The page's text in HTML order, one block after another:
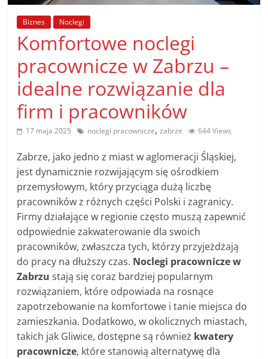
poradniki.
Porady
praktyczne
porady
wskazówki
na
każdy
temat
Biznes Noclegi
Komfortowe noclegi
pracownicze w Zabrzu –
idealne rozwiązanie dla
firm i pracowników
17 maja 2025 noclegi pracownicze,zabrze 644 Views
Zabrze, jako jedno z miast w aglomeracji Śląskiej,
jest dynamicznie rozwijającym się ośrodkiem
przemysłowym, który przyciąga dużą liczbę
pracowników z różnych części Polski i zagranicy.
Firmy działające w regionie często muszą zapewnić
odpowiednie zakwaterowanie dla swoich
pracowników, zwłaszcza tych, którzy przyjeżdżają
do pracy na dłuższy czas. Noclegi pracownicze w
Zabrzu stają się coraz bardziej popularnym
rozwiązaniem, które odpowiada na rosnące
zapotrzebowanie na komfortowe i tanie miejsca do
zamieszkania. Dodatkowo, w okolicznych miastach,
takich jak Gliwice, dostępne są również kwatery
pracownicze, które stanowią alternatywę dla